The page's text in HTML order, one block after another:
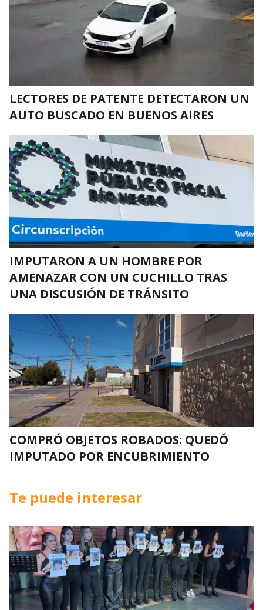
LECTORES DE PATENTE DETECTARON UN
AUTO BUSCADO EN BUENOS AIRES
IMPUTARON A UN HOMBRE POR
AMENAZAR CON UN CUCHILLO TRAS
UNA DISCUSIÓN DE TRÁNSITO
COMPRÓ OBJETOS ROBADOS: QUEDÓ
IMPUTADO POR ENCUBRIMIENTO
Te puede interesar